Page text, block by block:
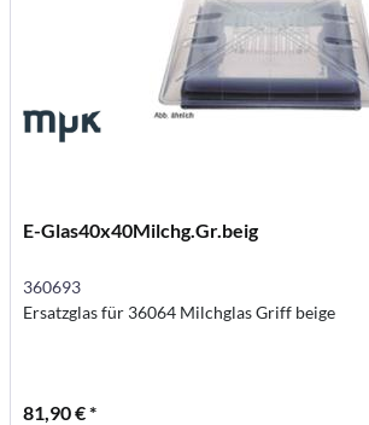
E-Glas40x40Milchg.Gr.beig
360693
Ersatzglas für 36064 Milchglas Griff beige
81,90 € *